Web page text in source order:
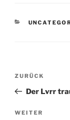
Vorheriger
Beitrag
ZURÜCK
Der Lvrr
Nächster
WEITER